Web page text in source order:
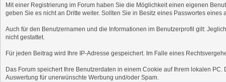
Mit einer Registrierung im Forum haben Sie die Möglichkeit einen eigenen
geben Sie es nicht an Dritte weiter. Sollten Sie in Besitz eines Passwortes
Auch für den Benutzernamen und die Informationen im Benutzerprofil gilt:
nicht gestattet.
Für jeden Beitrag wird Ihre IP-Adresse gespeichert. Im Falle eines
Das Forum speichert Ihre Benutzerdaten in einem Cookie auf Ihrem lokalen
Auswertung für unerwünschte Werbung und/oder Spam.